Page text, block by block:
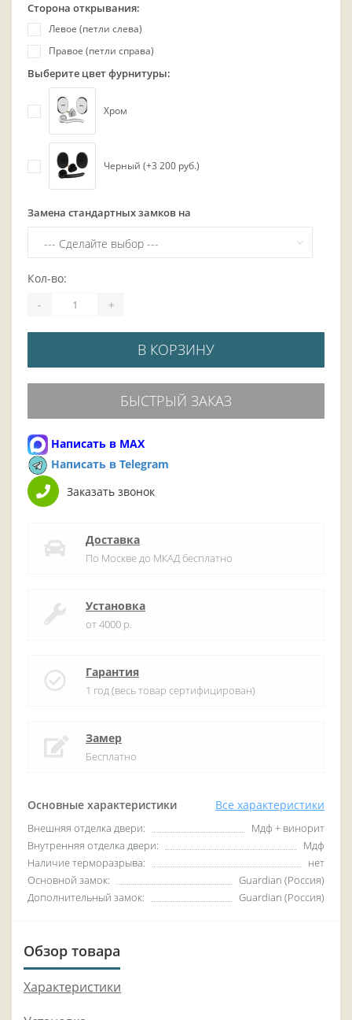
Основные характеристики Все характеристики
Внешняя отделка двери:
Мдф + винорит
Внутренняя отделка двери:
Мдф
Наличие терморазрыва:
нет
Основной замок:
Guardian (Россия)
Дополнительный замок:
Guardian (Россия)
Сторона открывания:
Левое (петли слева)
Правое (петли справа)
Выберите цвет фурнитуры:
Хром
Черный (+3 200 руб.)
Замена стандартных замков на
Кол-во:
- +
В КОРЗИНУ
БЫСТРЫЙ ЗАКАЗ
Написать в MAX
Написать в Telegram
Заказать звонок
Доставка
По Москве до МКАД бесплатно
Установка
от 4000 р.
Гарантия
1 год (весь товар сертифицирован)
Замер
Бесплатно
Обзор товара
Характеристики